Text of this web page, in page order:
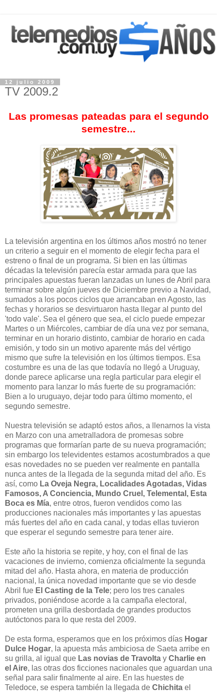
12 julio 2009
TV 2009.2
Las promesas pateadas para el segundo
semestre...
La televisión argentina en los últimos años mostró no tener
un criterio a seguir en el momento de elegir fecha para el
estreno o final de un programa. Si bien en las últimas
décadas la televisión parecía estar armada para que las
principales apuestas fueran lanzadas un lunes de Abril para
terminar sobre algún jueves de Diciembre previo a Navidad,
sumados a los pocos ciclos que arrancaban en Agosto, las
fechas y horarios se desvirtuaron hasta llegar al punto del
'todo vale'. Sea el género que sea, el ciclo puede empezar
Martes o un Miércoles, cambiar de día una vez por semana,
terminar en un horario distinto, cambiar de horario en cada
emisión, y todo sin un motivo aparente más del vértigo
mismo que sufre la televisión en los últimos tiempos. Esa
costumbre es una de las que todavía no llegó a Uruguay,
donde parece aplicarse una regla particular para elegir el
momento para lanzar lo más fuerte de su programación:
Bien a lo uruguayo, dejar todo para último momento, el
segundo semestre.
Nuestra televisión se adaptó estos años, a llenarnos la vista
en Marzo con una ametralladora de promesas sobre
programas que formarían parte de su nueva programación;
sin embargo los televidentes estamos acostumbrados a que
esas novedades no se pueden ver realmente en pantalla
nunca antes de la llegada de la segunda mitad del año. Es
así, como La Oveja Negra, Localidades Agotadas, Vidas
Famosos, A Conciencia, Mundo Cruel, Telemental, Esta
Boca es Mía, entre otros, fueron vendidos como las
producciones nacionales más importantes y las apuestas
más fuertes del año en cada canal, y todas ellas tuvieron
que esperar el segundo semestre para tener aire.
Este año la historia se repite, y hoy, con el final de las
vacaciones de invierno, comienza oficialmente la segunda
mitad del año. Hasta ahora, en materia de producción
nacional, la única novedad importante que se vio desde
Abril fue El Casting de la Tele; pero los tres canales
privados, poniéndose acorde a la campaña electoral,
prometen una grilla desbordada de grandes productos
autóctonos para lo que resta del 2009.
De esta forma, esperamos que en los próximos días Hogar
Dulce Hogar, la apuesta más ambiciosa de Saeta arribe en
su grilla, al igual que Las novias de Travolta y Charlie en
el Aire, las otras dos ficciones nacionales que aguardan una
señal para salir finalmente al aire. En las huestes de
Teledoce, se espera también la llegada de Chichita el